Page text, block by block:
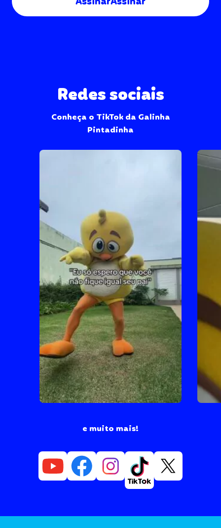
Redes sociais
Conheça o TikTok da Galinha
Pintadinha
e muito mais!